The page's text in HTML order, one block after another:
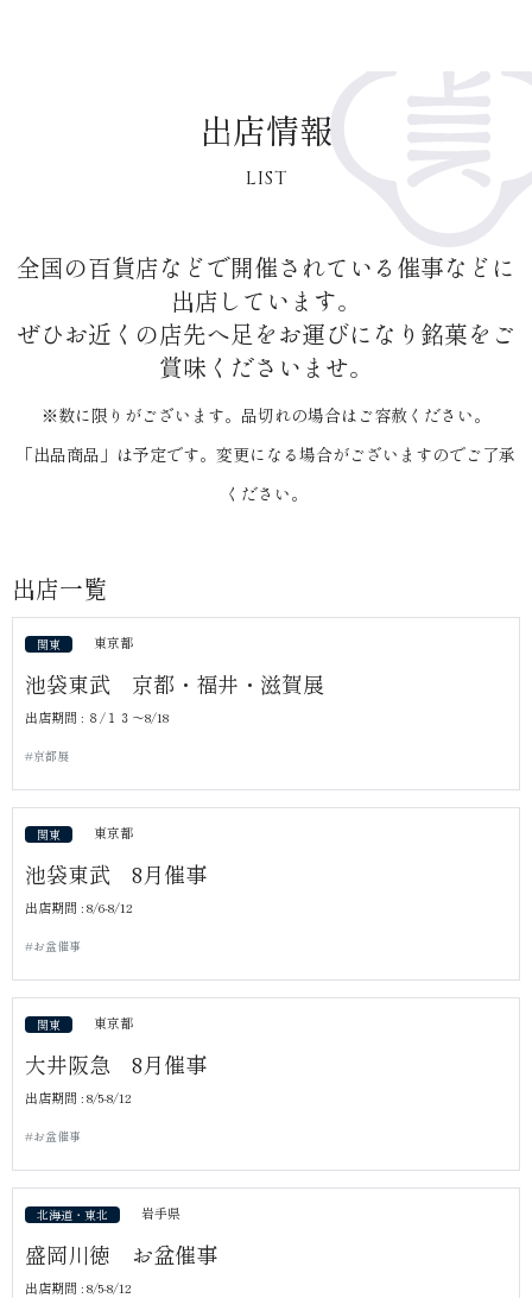
出店情報
LIST
全国の百貨店などで開催されている催事などに
出店しています。
ぜひお近くの店先へ足をお運びになり銘菓をご
賞味くださいませ。
※数に限りがございます。品切れの場合はご容赦ください。
「出品商品」は予定です。変更になる場合がございますのでご了承
ください。
出店一覧
関東 東京都
池袋東武 京都・福井・滋賀展
出店期間 : ８/１３～8/18
#京都展
関東 東京都
池袋東武 8月催事
出店期間 : 8/6-8/12
#お盆催事
関東 東京都
大井阪急 8月催事
出店期間 : 8/5-8/12
#お盆催事
北海道・東北 岩手県
盛岡川徳 お盆催事
出店期間 : 8/5-8/12